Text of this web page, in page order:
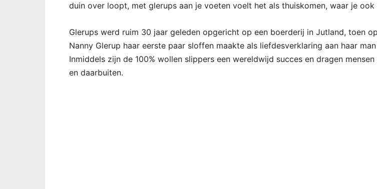
duin over loopt, met glerups aan je voeten voelt het als thuiskomen, waar je ook
Glerups werd ruim 30 jaar geleden opgericht op een boerderij in Jutland, toen
Nanny Glerup haar eerste paar sloffen maakte als liefdesverklaring aan haar man
Inmiddels zijn de 100% wollen slippers een wereldwijd succes en dragen mensen
en daarbuiten.